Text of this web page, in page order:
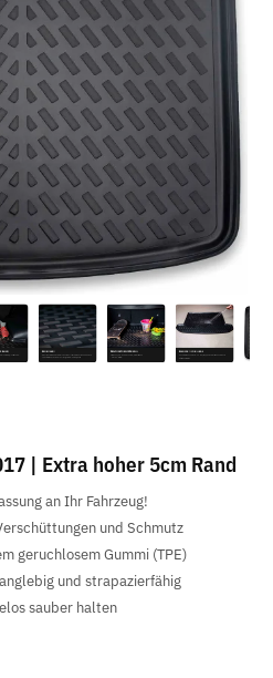
| Extra hoher 5cm Rand
an Ihr Fahrzeug!
und Schmutz
geruchlosem Gummi (TPE)
und strapazierfähig
sauber halten